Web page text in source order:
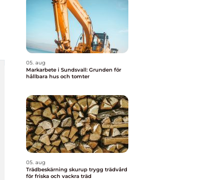
05. aug
Markarbete i Sundsvall: Grunden för
hållbara hus och tomter
05. aug
Trädbeskärning skurup trygg trädvård
för friska och vackra träd